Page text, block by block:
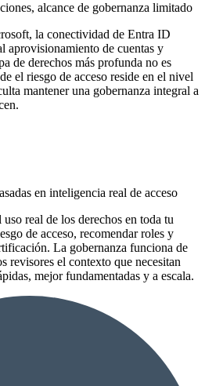
alcance de gobernanza limitado
la conectividad de Entra ID
aprovisionamiento de cuentas y
de derechos más profunda no es
el riesgo de acceso reside en el nivel
mantener una gobernanza integral a
en inteligencia real de acceso
real de los derechos en toda tu
de acceso, recomendar roles y
La gobernanza funciona de
revisores el contexto que necesitan
mejor fundamentadas y a escala.